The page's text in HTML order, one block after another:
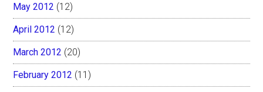
May 2012 (12)
April 2012 (12)
March 2012 (20)
February 2012 (11)